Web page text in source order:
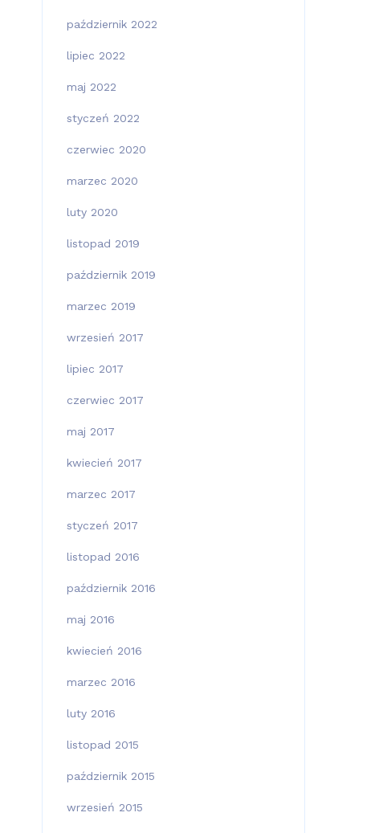
październik 2022
lipiec 2022
maj 2022
styczeń 2022
czerwiec 2020
marzec 2020
luty 2020
listopad 2019
październik 2019
marzec 2019
wrzesień 2017
lipiec 2017
czerwiec 2017
maj 2017
kwiecień 2017
marzec 2017
styczeń 2017
listopad 2016
październik 2016
maj 2016
kwiecień 2016
marzec 2016
luty 2016
listopad 2015
październik 2015
wrzesień 2015